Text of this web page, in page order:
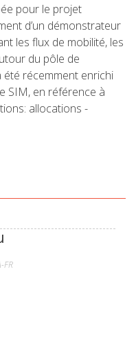
pour le projet
d’un démonstrateur
les flux de mobilité, les
du pôle de
récemment enrichi
SIM, en référence à
allocations -
FR